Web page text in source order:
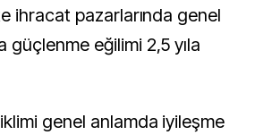
ihracat pazarlarında genel
güçlenme eğilimi 2,5 yıla
genel anlamda iyileşme